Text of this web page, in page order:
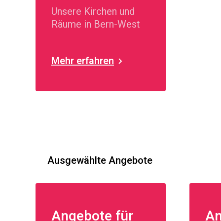
Unsere Kirchen und
Räume in Bern-West
Mehr erfahren
Ausgewählte Angebote
Angebote für